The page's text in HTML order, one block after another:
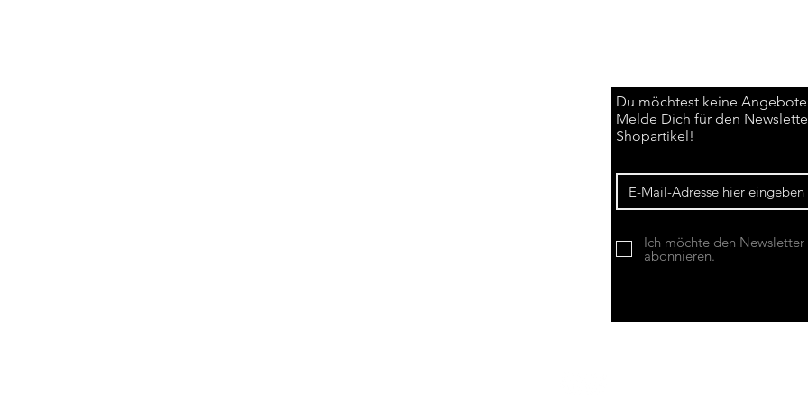
Du möchtest keine
Melde Dich für den
Shopartikel!
Ich möchte den Newsletter
abonnieren.